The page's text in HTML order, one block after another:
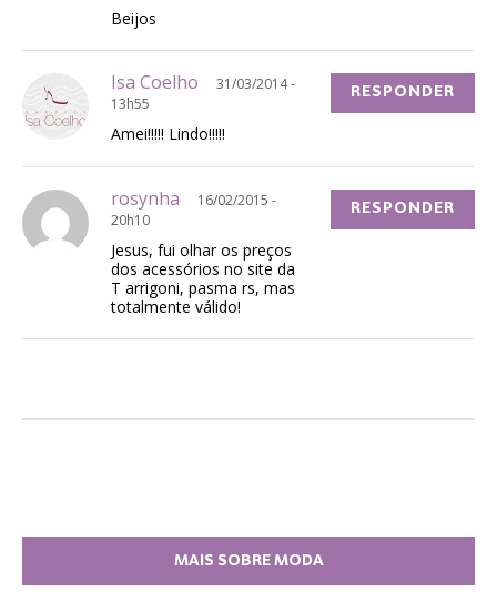
Beijos
Isa Coelho
31/03/2014 -
13h55
Amei!!!!! Lindo!!!!!
RESPONDER
rosynha
16/02/2015 -
20h10
Jesus, fui olhar os preços
dos acessórios no site da
T arrigoni, pasma rs, mas
totalmente válido!
RESPONDER
MAIS SOBRE MODA